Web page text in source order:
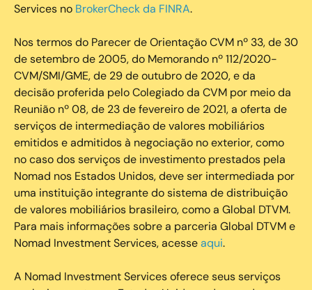
Services no BrokerCheck da FINRA.
Nos termos do Parecer de Orientação CVM nº 33, de 30
de setembro de 2005, do Memorando nº 112/2020-
CVM/SMI/GME, de 29 de outubro de 2020, e da
decisão proferida pelo Colegiado da CVM por meio da
Reunião nº 08, de 23 de fevereiro de 2021, a oferta de
serviços de intermediação de valores mobiliários
emitidos e admitidos à negociação no exterior, como
no caso dos serviços de investimento prestados pela
Nomad nos Estados Unidos, deve ser intermediada por
uma instituição integrante do sistema de distribuição
de valores mobiliários brasileiro, como a Global DTVM.
Para mais informações sobre a parceria Global DTVM e
Nomad Investment Services, acesseaqui.
A Nomad Investment Services oferece seus serviços